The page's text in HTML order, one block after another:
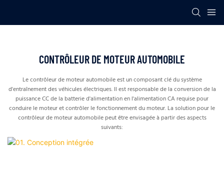
CONTRÔLEUR DE MOTEUR AUTOMOBILE
Le contrôleur de moteur automobile est un composant clé du système
d'entraînement des véhicules électriques. Il est responsable de la conversion de la
puissance CC de la batterie d'alimentation en l'alimentation CA requise pour
conduire le moteur et contrôler le fonctionnement du moteur. La solution pour le
contrôleur de moteur automobile peut être envisagée à partir des aspects
suivants: